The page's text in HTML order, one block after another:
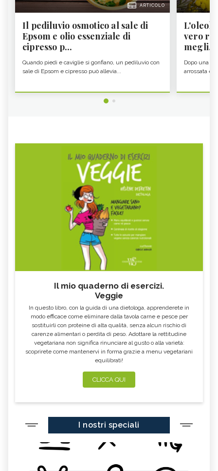
ARTICOLO
Il pediluvio osmotico al sale di
Epsom e olio essenziale di
cipresso p...
Quando piedi e caviglie si gonfiano, un pediluvio con
sale di Epsom e cipresso può allevia...
vero re
megli...
Dopo una
arrossata e
Il mio quaderno di esercizi.
Veggie
In questo libro, con la guida di una dietologa, apprenderete in
modo efficace come eliminare dalla tavola carne e pesce per
sostituirli con proteine di alta qualità, senza alcun rischio di
carenze alimentari o perdita di peso. Adottare la rettitudine
vegetariana non significa rinunciare al gusto o alla varietà:
scoprirete come mantenervi in forma grazie a menu vegetariani
equilibrati!
CLICCA QUI
I nostri speciali